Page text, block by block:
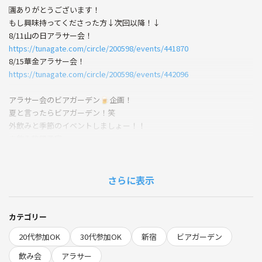
🈵ありがとうございます！
もし興味持ってくださった方↓次回以降！↓
8/11山の日アラサー会！
https://tunagate.com/circle/200598/events/441870
8/15華金アラサー会！
https://tunagate.com/circle/200598/events/442096
アラサー会のビアガーデン🍺企画！
夏と言ったらビアガーデン！笑
外飲みと季節のイベントしましょー！！
ドタキャンも加味してお店決まるのギリギリになりますのでご了承くだ
さい。
詳細は参加者の方にメッセージします！
さらに表示
カテゴリー
20代参加OK
30代参加OK 新宿
ビアガーデン
飲み会
アラサー